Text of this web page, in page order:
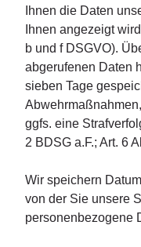
Ihnen die Daten
Ihnen angezeigt
b und f DSGVO).
abgerufenen Daten
sieben Tage
ggfs. eine
2 BDSG a.F.; Art. 6
Wir speichern
von der Sie unsere
personenbezogene